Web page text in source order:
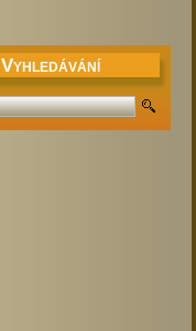
VYHLEDÁVÁNÍ